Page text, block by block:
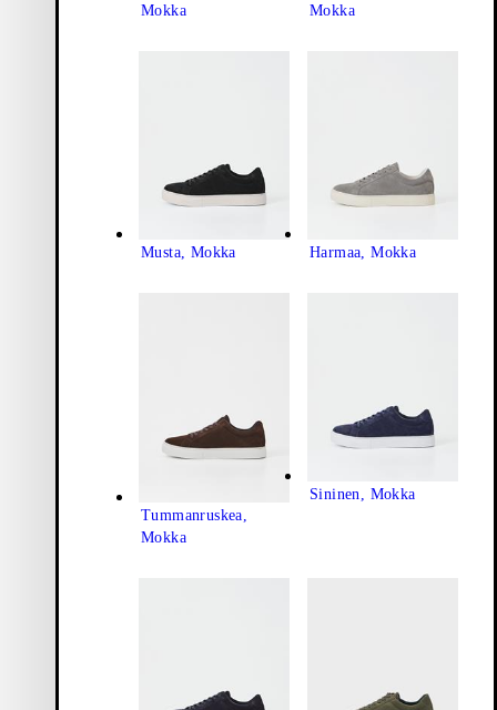
Mokka
Mokka
Musta, Mokka Harmaa, Mokka
Tummanruskea,
Mokka
Sininen, Mokka